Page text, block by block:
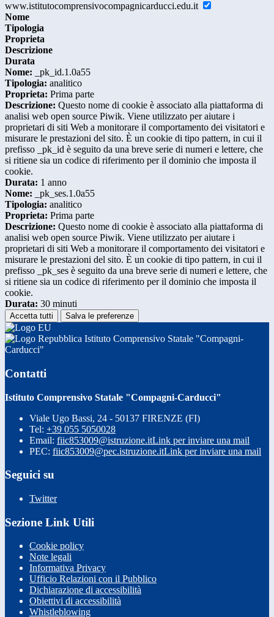
www.istitutocomprensivocompagnicarducci.edu.it
Nome
Tipologia
Proprieta
Descrizione
Durata
Nome: _pk_id.1.0a55
Tipologia: analitico
Proprieta: Prima parte
Descrizione: Questo nome di cookie è associato alla piattaforma di
analisi web open source Piwik. Viene utilizzato per aiutare i
proprietari di siti Web a monitorare il comportamento dei visitatori e
misurare le prestazioni del sito. È un cookie di tipo pattern, in cui il
prefisso _pk_id è seguito da una breve serie di numeri e lettere, che
si ritiene sia un codice di riferimento per il dominio che imposta il
cookie.
Durata: 1 anno
Nome: _pk_ses.1.0a55
Tipologia: analitico
Proprieta: Prima parte
Descrizione: Questo nome di cookie è associato alla piattaforma di
analisi web open source Piwik. Viene utilizzato per aiutare i
proprietari di siti Web a monitorare il comportamento dei visitatori e
misurare le prestazioni del sito. È un cookie di tipo pattern, in cui il
prefisso _pk_ses è seguito da una breve serie di numeri e lettere, che
si ritiene sia un codice di riferimento per il dominio che imposta il
cookie.
Durata: 30 minuti
Accetta tutti Salva le preferenze
Istituto Comprensivo Statale "Compagni-
Carducci"
Contatti
Istituto Comprensivo Statale "Compagni-Carducci"
Viale Ugo Bassi, 24 - 50137 FIRENZE (FI)
Tel: +39 055 5050028
Email: fiic853009@istruzione.itLink per inviare una mail
PEC: fiic853009@pec.istruzione.itLink per inviare una mail
Seguici su
Twitter
Sezione Link Utili
Cookie policy
Note legali
Informativa Privacy
Ufficio Relazioni con il Pubblico
Dichiarazione di accessibilità
Obiettivi di accessibilità
Whistleblowing